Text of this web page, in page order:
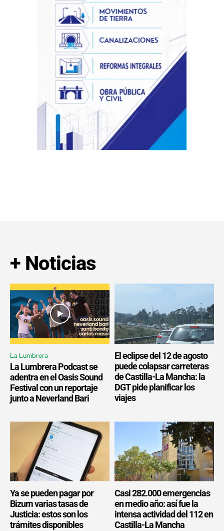
+ Noticias
La Lumbrera
La Lumbrera Podcast se
adentra en el Oasis Sound
Festival con un reportaje
junto a Neverland Bari
El eclipse del 12 de agosto
puede colapsar carreteras
de Castilla-La Mancha: la
DGT pide planificar los
viajes
Ya se pueden pagar por
Bizum varias tasas de
Justicia: estos son los
trámites disponibles
Casi 282.000 emergencias
en medio año: así fue la
intensa actividad del 112 en
Castilla-La Mancha